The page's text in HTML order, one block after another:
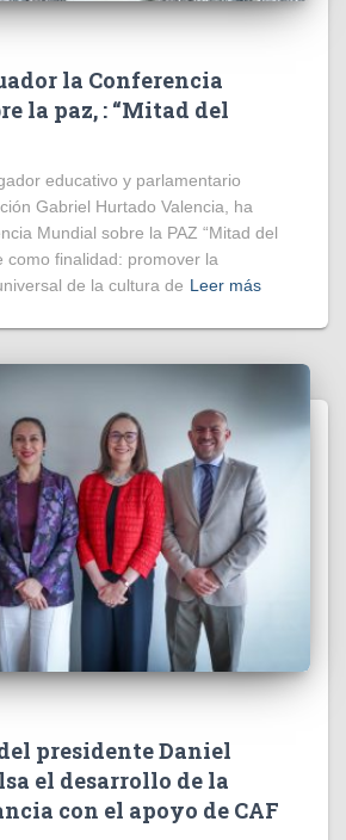
la Conferencia
la paz, : “Mitad del
educativo y parlamentario
Gabriel Hurtado Valencia, ha
Mundial sobre la PAZ “Mitad del
como finalidad: promover la
de la cultura de Leer más
presidente Daniel
el desarrollo de la
con el apoyo de CAF